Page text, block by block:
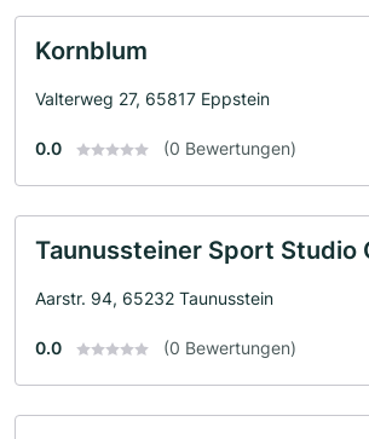
Kornblum
Valterweg 27, 65817 Eppstein
0.0 (0 Bewertungen)
Taunussteiner Sport Studio
Aarstr. 94, 65232 Taunusstein
0.0 (0 Bewertungen)